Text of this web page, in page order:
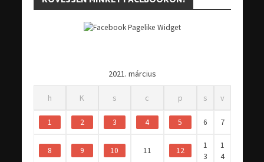
2021. március
h K s c p s v
1 2 3 4 5 6 7
8 9 10 11 12
1
3
1
4